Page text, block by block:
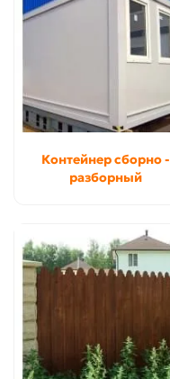
Контейнер сборно -
разборный